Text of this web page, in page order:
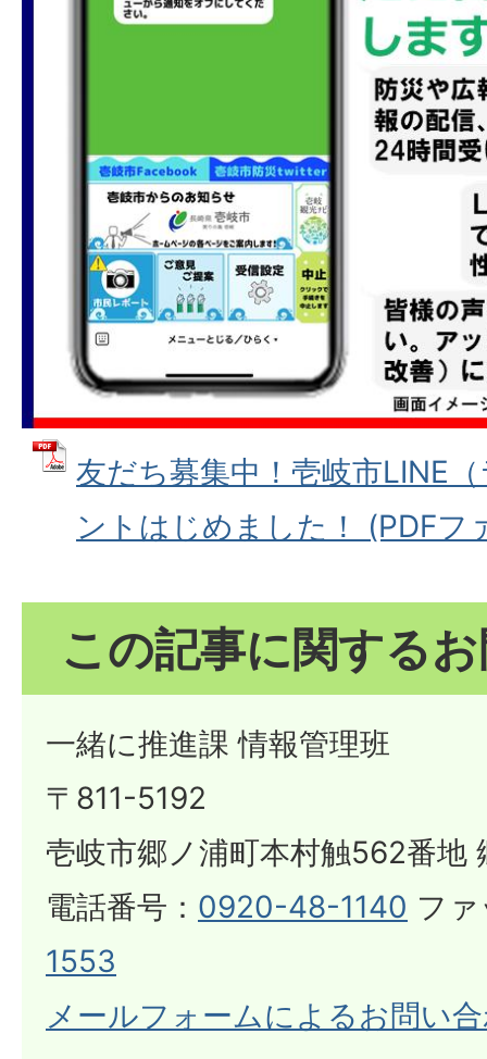
友だち募集中！壱岐市LINE
ントはじめました！ (PDFフ
この記事に関する
一緒に推進課 情報管理班
​​​​​​​〒811-5192
壱岐市郷ノ浦町本村触562番地
電話番号： 0920-48-1140 フ
1553
メールフォームによるお問い